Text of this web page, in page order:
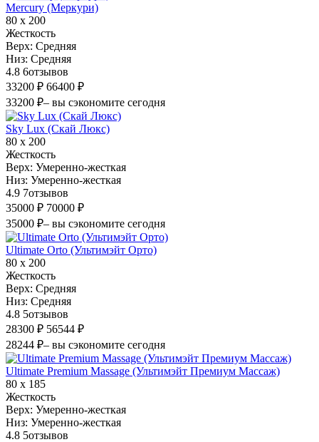
Mercury (Меркури)
80 х 200
Жесткость
Верх: Средняя
Низ: Средняя
4.8 6отзывов
33200 ₽ 66400 ₽
33200 ₽– вы сэкономите сегодня
Sky Lux (Скай Люкс)
80 х 200
Жесткость
Верх: Умеренно-жесткая
Низ: Умеренно-жесткая
4.9 7отзывов
35000 ₽ 70000 ₽
35000 ₽– вы сэкономите сегодня
Ultimate Orto (Ультимэйт Орто)
80 х 200
Жесткость
Верх: Средняя
Низ: Средняя
4.8 5отзывов
28300 ₽ 56544 ₽
28244 ₽– вы сэкономите сегодня
Ultimate Premium Massage (Ультимэйт Премиум Массаж)
80 х 185
Жесткость
Верх: Умеренно-жесткая
Низ: Умеренно-жесткая
4.8 5отзывов